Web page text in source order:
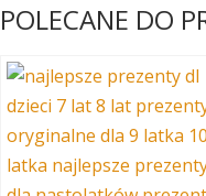
POLECANE DO